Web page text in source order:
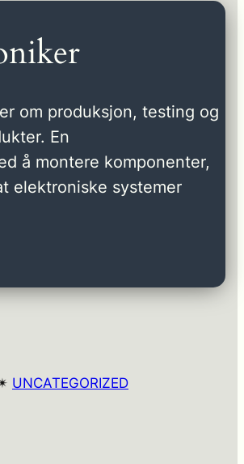
om produksjon, testing og
En
å montere komponenter,
elektroniske systemer
UNCATEGORIZED